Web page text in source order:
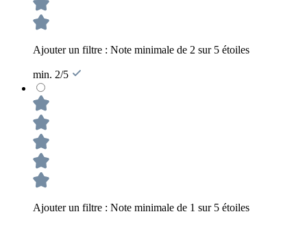
Ajouter un filtre : Note minimale de 2 sur 5 étoiles
min. 2/5
Ajouter un filtre : Note minimale de 1 sur 5 étoiles